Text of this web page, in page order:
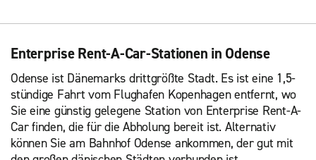
Enterprise Rent-A-Car-Stationen in Odense
Odense ist Dänemarks drittgrößte Stadt. Es ist eine 1,5-
stündige Fahrt vom Flughafen Kopenhagen entfernt, wo
Sie eine günstig gelegene Station von Enterprise Rent-A-
Car finden, die für die Abholung bereit ist. Alternativ
können Sie am Bahnhof Odense ankommen, der gut mit